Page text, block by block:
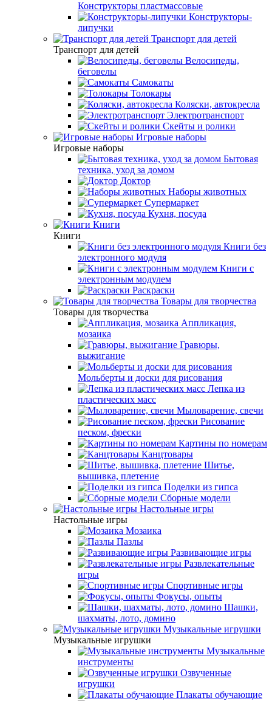
Конструкторы пластмассовые
Конструкторы-
липучки
Транспорт для детей
Транспорт для детей
Велосипеды,
беговелы
Самокаты
Толокары
Коляски, автокресла
Электротранспорт
Скейты и ролики
Игровые наборы
Игровые наборы
Бытовая
техника, уход за домом
Доктор
Наборы животных
Супермаркет
Кухня, посуда
Книги
Книги
Книги без
электронного модуля
Книги с
электронным модулем
Раскраски
Товары для творчества
Товары для творчества
Аппликация,
мозаика
Гравюры,
выжигание
Мольберты и доски для рисования
Лепка из
пластических масс
Мыловарение, свечи
Рисование
песком, фрески
Картины по номерам
Канцтовары
Шитье,
вышивка, плетение
Поделки из гипса
Сборные модели
Настольные игры
Настольные игры
Мозаика
Пазлы
Развивающие игры
Развлекательные
игры
Спортивные игры
Фокусы, опыты
Шашки,
шахматы, лото, домино
Музыкальные игрушки
Музыкальные игрушки
Музыкальные
инструменты
Озвученные
игрушки
Плакаты обучающие